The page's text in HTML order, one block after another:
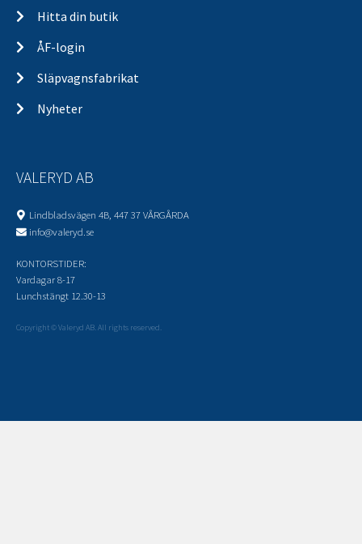
Hitta din butik
ÅF-login
Släpvagnsfabrikat
Nyheter
VALERYD AB
Lindbladsvägen 4B, 447 37 VÅRGÅRDA
info@valeryd.se
KONTORSTIDER:
Vardagar 8-17
Lunchstängt 12.30-13
Copyright © Valeryd AB. All rights reserved.